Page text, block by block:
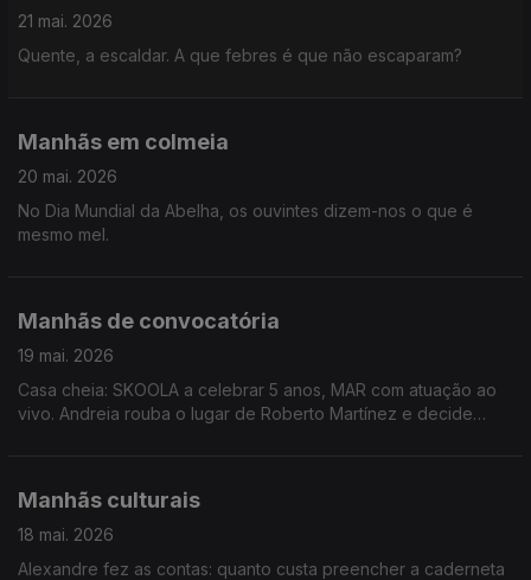
21 mai. 2026
Quente, a escaldar. A que febres é que não escaparam?
Manhãs em colmeia
20 mai. 2026
No Dia Mundial da Abelha, os ouvintes dizem-nos o que é
mesmo mel.
Manhãs de convocatória
19 mai. 2026
Casa cheia: SKOOLA a celebrar 5 anos, MAR com atuação ao
vivo. Andreia rouba o lugar de Roberto Martínez e decide
Manhãs culturais
18 mai. 2026
Alexandre fez as contas: quanto custa preencher a caderneta